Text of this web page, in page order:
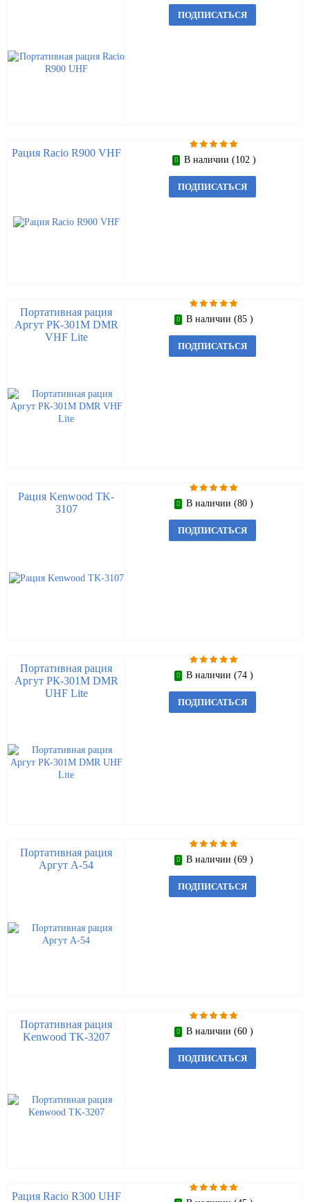
ПОДПИСАТЬСЯ
Рация Racio R900 VHF
В наличии (102 )
ПОДПИСАТЬСЯ
Портативная рация
Аргут РК-301М DMR
VHF Lite
В наличии (85 )
ПОДПИСАТЬСЯ
Рация Kenwood TK-
3107
В наличии (80 )
ПОДПИСАТЬСЯ
Портативная рация
Аргут РК-301М DMR
UHF Lite
В наличии (74 )
ПОДПИСАТЬСЯ
Портативная рация
Аргут А-54
В наличии (69 )
ПОДПИСАТЬСЯ
Портативная рация
Kenwood TK-3207
В наличии (60 )
ПОДПИСАТЬСЯ
Рация Racio R300 UHF